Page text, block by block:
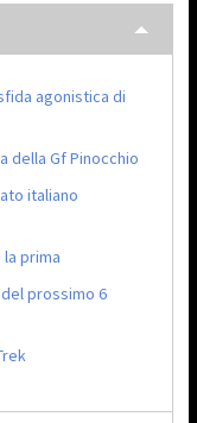
agonistica di
della Gf Pinocchio
italiano
la prima
prossimo 6